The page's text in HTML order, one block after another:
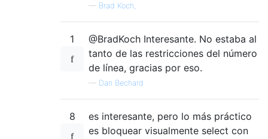
— Brad Koch,
1
@BradKoch Interesante. No estaba al
tanto de las restricciones del número
de línea, gracias por eso.
— Dan Bechard
8
es interesante, pero lo más práctico
es bloquear visualmente select con